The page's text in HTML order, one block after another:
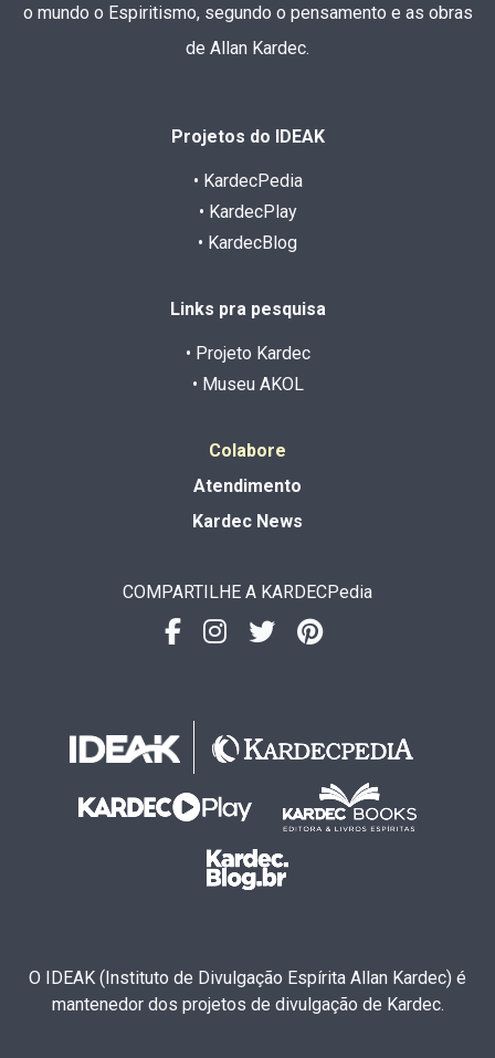
o mundo o Espiritismo, segundo o pensamento e as obras
de Allan Kardec.
Projetos do IDEAK
• KardecPedia
• KardecPlay
• KardecBlog
Links pra pesquisa
• Projeto Kardec
• Museu AKOL
Colabore
Atendimento
Kardec News
COMPARTILHE A KARDECPedia
O IDEAK (Instituto de Divulgação Espírita Allan Kardec) é
mantenedor dos projetos de divulgação de Kardec.